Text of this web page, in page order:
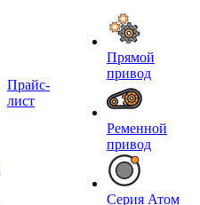
Прайс-
лист
Прямой
привод
Ременной
привод
Серия Атом